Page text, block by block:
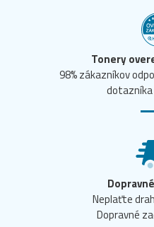
Tonery
98% zákazníkov
Neplaťte
Dopravné